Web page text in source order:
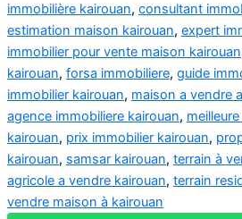
immobilière kairouan, consultant
estimation maison kairouan, expert
immobilier pour vente maison kairouan
kairouan, forsa immobiliere, guide
immobilier kairouan, maison a vendre
agence immobiliere kairouan,
kairouan, prix immobilier kairouan,
kairouan, samsar kairouan, terrain à
agricole a vendre kairouan, terrain
vendre maison à kairouan